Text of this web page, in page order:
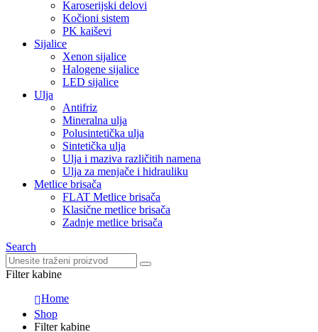
Karoserijski delovi
Kočioni sistem
PK kaiševi
Sijalice
Xenon sijalice
Halogene sijalice
LED sijalice
Ulja
Antifriz
Mineralna ulja
Polusintetička ulja
Sintetička ulja
Ulja i maziva različitih namena
Ulja za menjače i hidrauliku
Metlice brisača
FLAT Metlice brisača
Klasične metlice brisača
Zadnje metlice brisača
Search
Filter kabine
Home
Shop
Filter kabine